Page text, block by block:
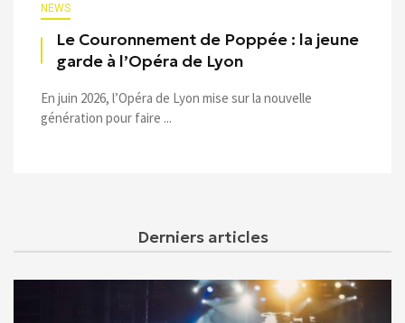
NEWS
Le Couronnement de Poppée : la jeune
garde à l’Opéra de Lyon
En juin 2026, l’Opéra de Lyon mise sur la nouvelle
génération pour faire ...
Derniers articles